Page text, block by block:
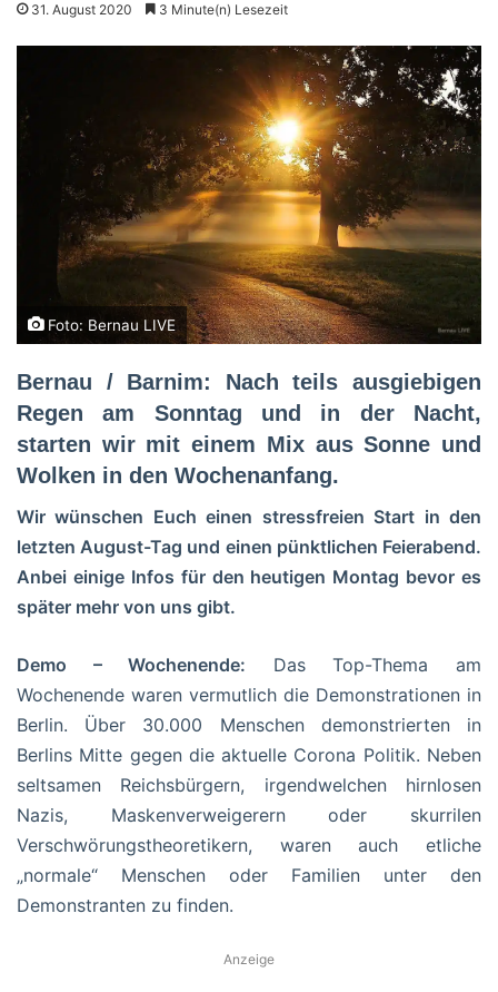
31. August 2020 3 Minute(n) Lesezeit
Foto: Bernau LIVE
Bernau / Barnim: Nach teils ausgiebigen
Regen am Sonntag und in der Nacht,
starten wir mit einem Mix aus Sonne und
Wolken in den Wochenanfang.
Wir wünschen Euch einen stressfreien Start in den
letzten August-Tag und einen pünktlichen Feierabend.
Anbei einige Infos für den heutigen Montag bevor es
später mehr von uns gibt.
Demo – Wochenende: Das Top-Thema am
Wochenende waren vermutlich die Demonstrationen in
Berlin. Über 30.000 Menschen demonstrierten in
Berlins Mitte gegen die aktuelle Corona Politik. Neben
seltsamen Reichsbürgern, irgendwelchen hirnlosen
Nazis, Maskenverweigerern oder skurrilen
Verschwörungstheoretikern, waren auch etliche
„normale“ Menschen oder Familien unter den
Demonstranten zu finden.
Anzeige